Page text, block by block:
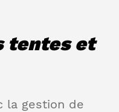
tentes et
la gestion de